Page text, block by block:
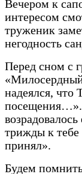
Вечером к
интересом
труженик
негодность
Перед сном с
«Милосердный
надеялся, что
посещения…».
трижды к тебе
принял».
Будем